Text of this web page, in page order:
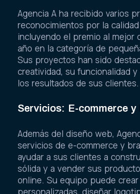
Agencia A ha recibido varios
reconocimientos por la
incluyendo el premio al mejor
año en la categoría de
Sus proyectos han sido
creatividad, su funcionalidad
los resultados de sus clientes.
Servicios: E-commerce y
Además del diseño web,
servicios de e-commerce y
ayudar a sus clientes a
sólida y a vender sus
online. Su equipo puede